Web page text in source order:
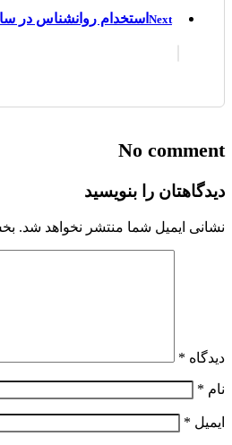
Next استخدام روانشناس در
No comment
دیدگاهتان را بنویسید
نشانی ایمیل شما منتشر نخواهد شد.
دیدگاه *
نام *
ایمیل *